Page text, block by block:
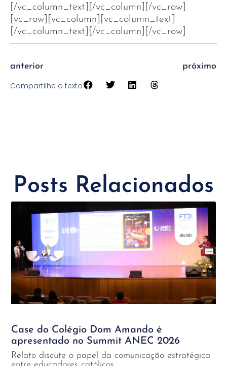
[/vc_column_text][/vc_column][/vc_row]
[vc_row][vc_column][vc_column_text]
[/vc_column_text][/vc_column][/vc_row]
anterior próximo
Compartilhe o texto
Posts Relacionados
Case do Colégio Dom Amando é
apresentado no Summit ANEC 2026
Relato discute o papel da comunicação estratégica